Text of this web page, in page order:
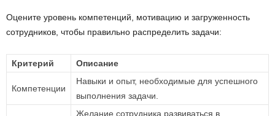
Оцените уровень компетенций, мотивацию и загруженность
сотрудников, чтобы правильно распределить задачи:
Критерий Описание
Компетенции
Навыки и опыт, необходимые для успешного
выполнения задачи.
Желание сотрудника развиваться в